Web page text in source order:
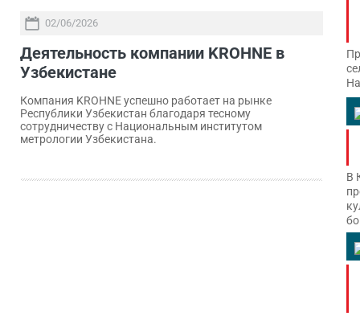
02/06/2026
Деятельность компании KROHNE в
Узбекистане
Компания KROHNE успешно работает на рынке
Республики Узбекистан благодаря тесному
сотрудничеству с Национальным институтом
метрологии Узбекистана.
В